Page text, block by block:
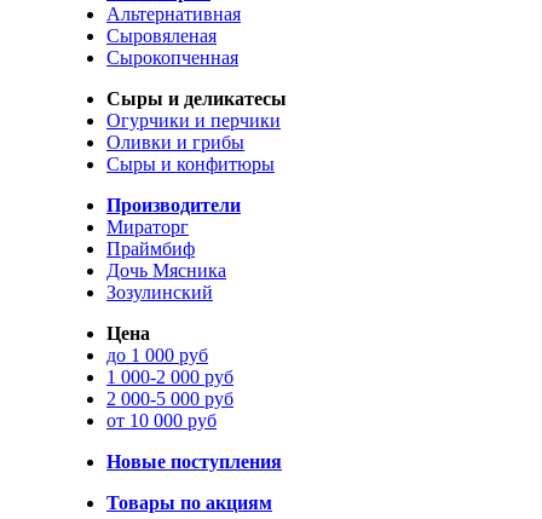
Альтернативная
Сыровяленая
Сырокопченная
Сыры и деликатесы
Огурчики и перчики
Оливки и грибы
Сыры и конфитюры
Производители
Мираторг
Праймбиф
Дочь Мясника
Зозулинский
Цена
до 1 000 руб
1 000-2 000 руб
2 000-5 000 руб
от 10 000 руб
Новые поступления
Товары по акциям